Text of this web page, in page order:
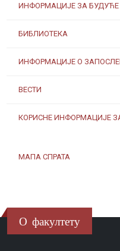
ИНФОРМАЦИЈЕ ЗА БУДУЋЕ
БИБЛИОТЕКА
ИНФОРМАЦИЈЕ О
ВЕСТИ
КОРИСНЕ ИНФОРМАЦИЈЕ
МАПА СПРАТА
О факултету